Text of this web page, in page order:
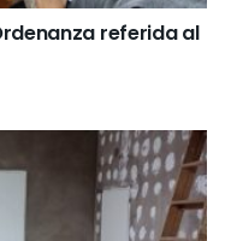
referida al